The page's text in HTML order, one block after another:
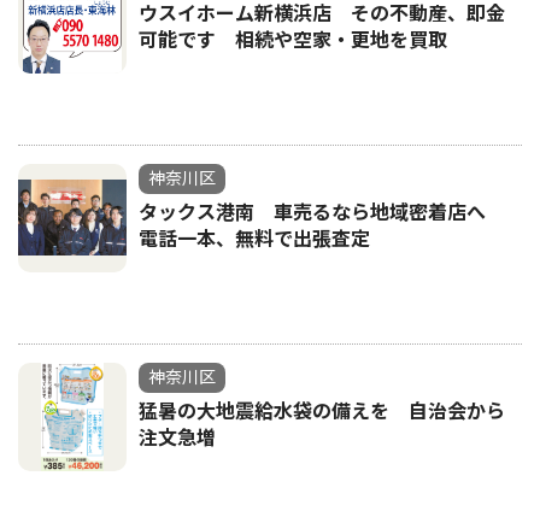
ウスイホーム新横浜店 その不動産、即金
可能です 相続や空家・更地を買取
神奈川区
タックス港南 車売るなら地域密着店へ
電話一本、無料で出張査定
神奈川区
猛暑の大地震給水袋の備えを 自治会から
注文急増